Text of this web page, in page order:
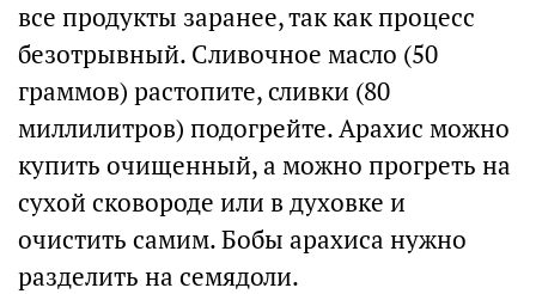
все продукты заранее, так как процесс
безотрывный. Сливочное масло (50
граммов) растопите, сливки (80
миллилитров) подогрейте. Арахис можно
купить очищенный, а можно прогреть на
сухой сковороде или в духовке и
очистить самим. Бобы арахиса нужно
разделить на семядоли.